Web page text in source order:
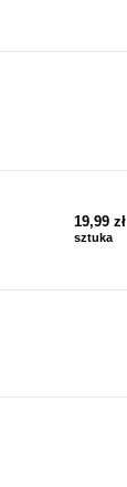
19,99 zł
sztuka